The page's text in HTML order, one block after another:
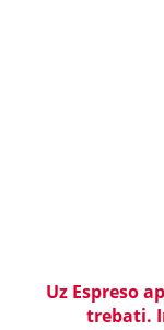
Uz Espreso
trebati.